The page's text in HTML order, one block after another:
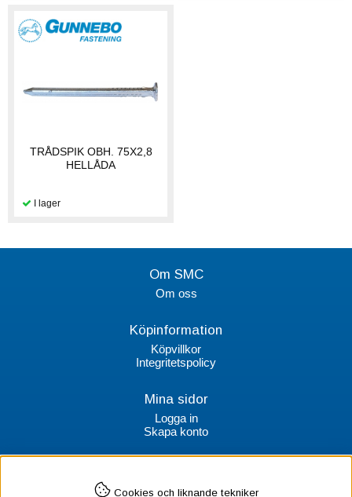
TRÅDSPIK OBH. 75X2,8
HELLÅDA
Om SMC
Om oss
Köpinformation
Köpvillkor
Integritetspolicy
Mina sidor
Logga in
Skapa konto
Cookies och liknande tekniker